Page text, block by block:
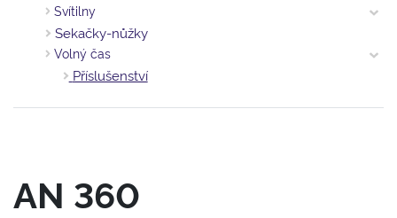
Svítilny
Sekačky-nůžky
Volný čas
Příslušenství
AN 360